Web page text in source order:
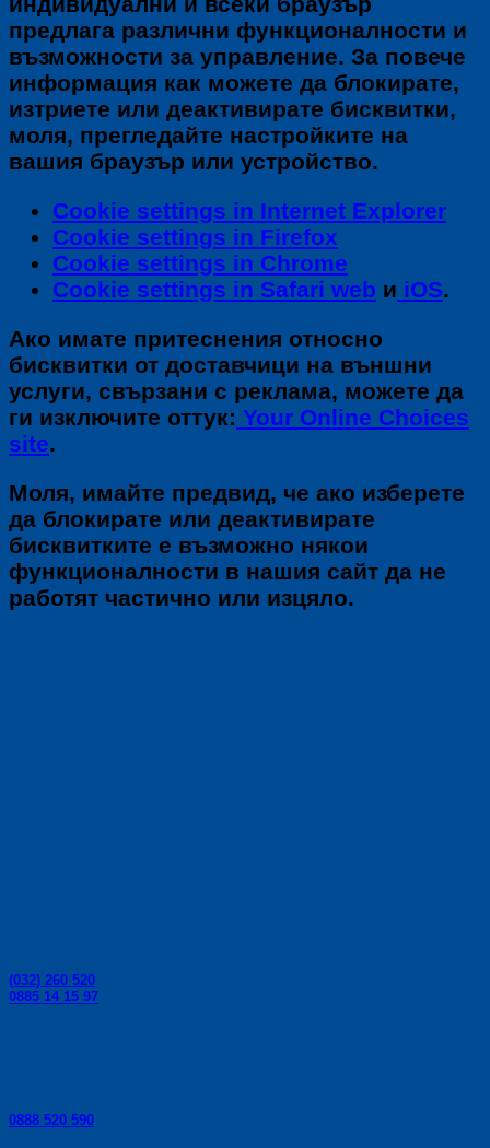
предлага различни функционалности и
възможности за управление. За повече
информация как можете да блокирате,
изтриете или деактивирате бисквитки,
моля, прегледайте настройките на
вашия браузър или устройство.
Cookie settings in Internet Explorer
Cookie settings in Firefox
Cookie settings in Chrome
Cookie settings in Safari web и iOS.
Ако имате притеснения относно
бисквитки от доставчици на външни
услуги, свързани с реклама, можете да
ги изключите оттук: Your Online Choices
site.
Моля, имайте предвид, че ако изберете
да блокирате или деактивирате
бисквитките е възможно някои
функционалности в нашия сайт да не
работят частично или изцяло.
(032) 260 520
0885 14 15 97
0888 520 590